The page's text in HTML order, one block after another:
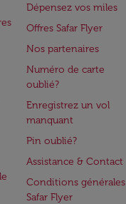
Dépensez vos miles
Offres Safar Flyer
Nos partenaires
Numéro de carte
oublié?
Enregistrez un vol
manquant
Pin oublié?
Assistance & Contact
Conditions générales
Safar Flyer